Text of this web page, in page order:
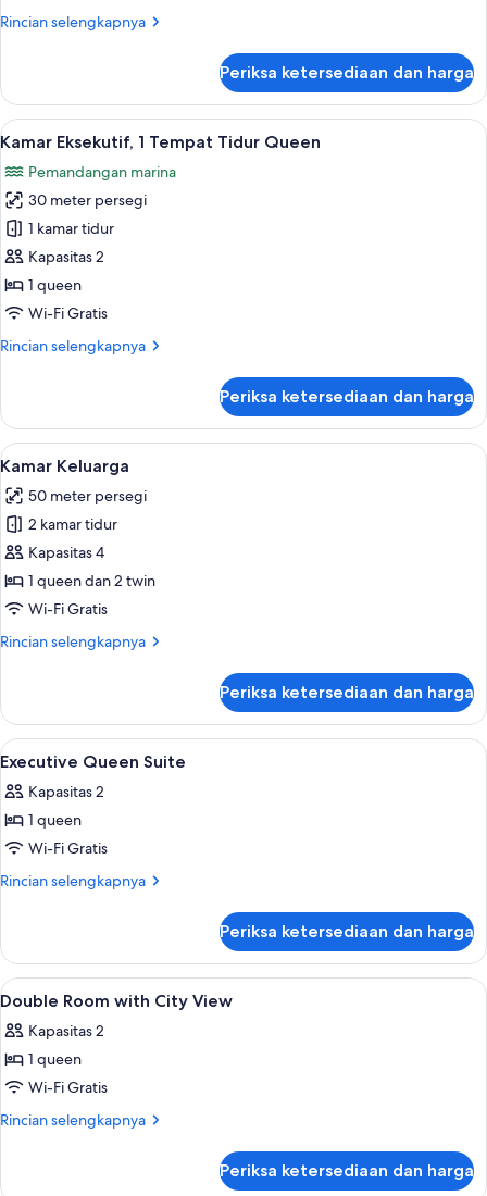
Tidur
Rincian selengkapnya
Rincian
Kamar
Superior,
1
Tidur
Queen
Periksa ketersediaan dan harga
Lihat
semua
foto
untuk
Kamar
Eksekutif,
1
Tempat
Queen
Kamar Eksekutif, 1 Tempat Tidur
5
Kamar Eksekutif, 1 Tempat Tidur Queen
Pemandangan marina
30 meter persegi
1 kamar tidur
Kapasitas 2
1 queen
Wi-Fi Gratis
Rincian selengkapnya
Rincian
Kamar
Eksekutif,
1
Tidur
Queen
Periksa ketersediaan dan harga
Lihat
semua
foto
untuk
Kamar
Keluarga
Kamar Keluarga | Brankas, meja
4
Kamar Keluarga
50 meter persegi
2 kamar tidur
Kapasitas 4
1 queen dan 2 twin
Wi-Fi Gratis
Rincian selengkapnya
Rincian
Kamar
Keluarga
Periksa ketersediaan dan harga
Lihat
semua
foto
untuk
Executive
Queen
Brankas, meja kerja, ruang kerja
4
Executive Queen Suite
Kapasitas 2
1 queen
Wi-Fi Gratis
Rincian selengkapnya
Rincian
Executive
Queen
Suite
Periksa ketersediaan dan harga
Lihat
semua
foto
untuk
Double
Room
View
Brankas, meja kerja, ruang kerja
3
Double Room with City View
Kapasitas 2
1 queen
Wi-Fi Gratis
Rincian selengkapnya
Rincian
Periksa ketersediaan dan harga